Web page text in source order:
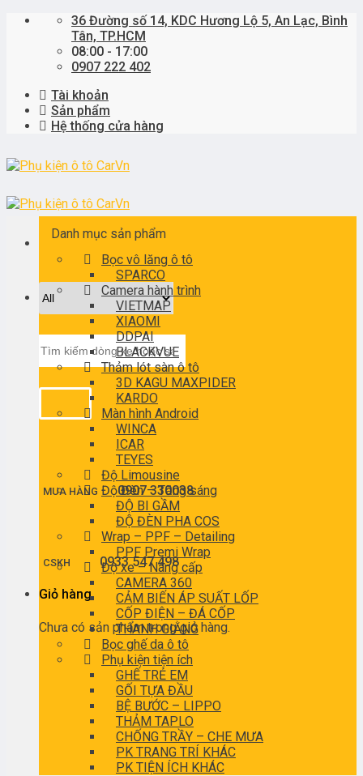
Skip
36 Đường số 14, KDC Hương Lộ 5, An Lạc, Bình
Tân, TP.HCM
08:00 - 17:00
0907 222 402
Tài khoản
Sản phẩm
Hệ thống cửa hàng
kiếm:
MUA HÀNG0907 330038
CSKH 0933 547 498
Giỏ hàng
Chưa có sản phẩm trong giỏ hàng.
Danh mục sản phẩm
Bọc vô lăng ô tô
SPARCO
Camera hành trình
VIETMAP
XIAOMI
DDPAI
BLACKVUE
Thảm lót sàn ô tô
3D KAGU MAXPIDER
KARDO
Màn hình Android
WINCA
ICAR
TEYES
Độ Limousine
Độ Đèn – Tăng sáng
ĐỘ BI GẦM
ĐỘ ĐÈN PHA COS
Wrap – PPF – Detailing
PPF Premi Wrap
Độ xe – Nâng cấp
CAMERA 360
CẢM BIẾN ÁP SUẤT LỐP
CỐP ĐIỆN – ĐÁ CỐP
THANH GIẰNG
Bọc ghế da ô tô
Phụ kiện tiện ích
GHẾ TRẺ EM
GỐI TỰA ĐẦU
BỆ BƯỚC – LIPPO
THẢM TAPLO
CHỐNG TRẦY – CHE MƯA
PK TRANG TRÍ KHÁC
PK TIỆN ÍCH KHÁC